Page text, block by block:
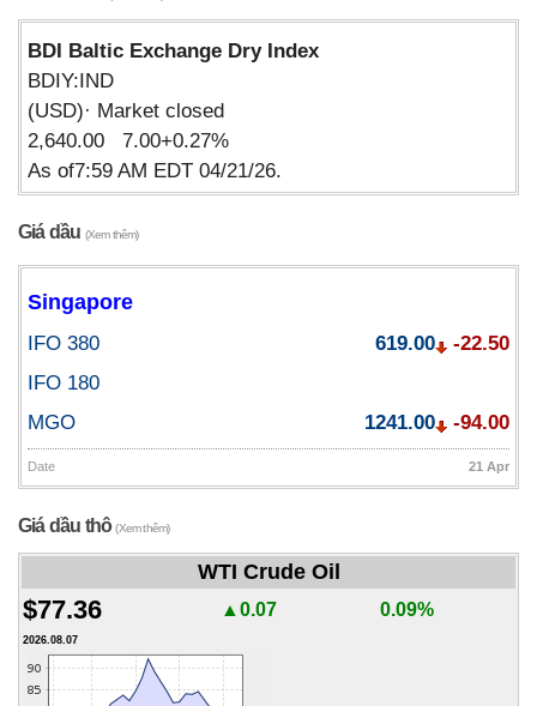
BDI Baltic Exchange Dry Index
BDIY:IND
(USD)· Market closed
2,640.00 7.00+0.27%
As of7:59 AM EDT 04/21/26.
Giá dầu (Xem thêm)
Singapore
IFO 380 619.00
-22.50
IFO 180
MGO
1241.00 -94.00
Date 21 Apr
Giá dầu thô(Xem thêm)
WTI Crude Oil
$77.36 ▲0.07 0.09%
2026.08.07